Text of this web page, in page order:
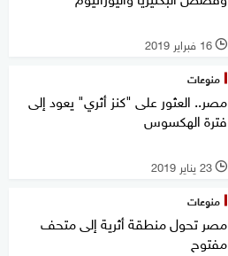
l 16 فبراير 2019
منوعات
مصر.. العثور على "كنز أثري" يعود إلى
فترة الهكسوس
l 23 يناير 2019
منوعات
مصر تحول منطقة أثرية إلى متحف
مفتوح